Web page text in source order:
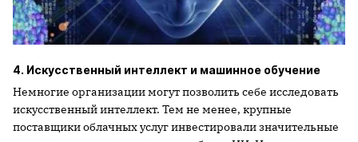
4. Искусственный интеллект и машинное обучение
Немногие организации могут позволить себе исследовать
искусственный интеллект. Тем не менее, крупные
поставщики облачных услуг инвестировали значительные